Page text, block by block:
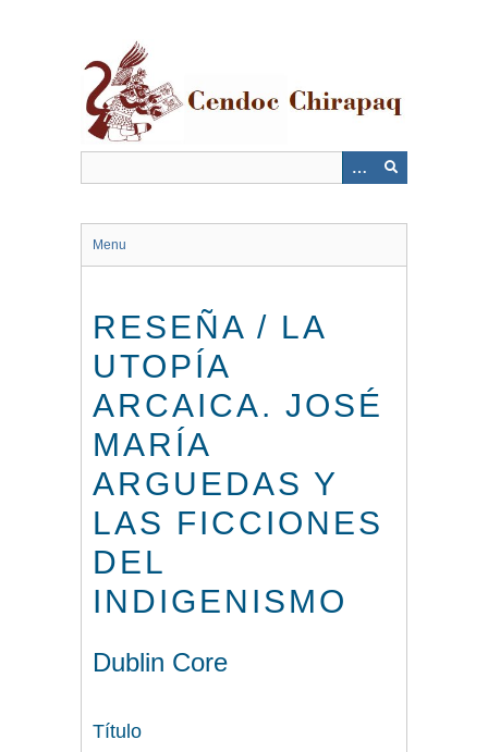
Menu
RESEÑA / LA
UTOPÍA
ARCAICA. JOSÉ
MARÍA
ARGUEDAS Y
LAS FICCIONES
DEL
INDIGENISMO
Dublin Core
Título